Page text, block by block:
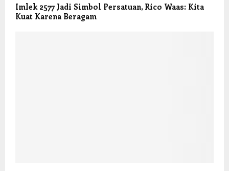
Imlek 2577 Jadi Simbol Persatuan, Rico Waas: Kita
Kuat Karena Beragam